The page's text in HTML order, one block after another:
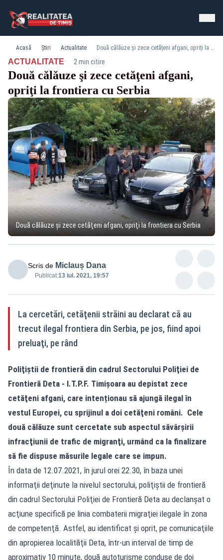
Acasă Știri Actualitate Două călăuze şi zece cetăţeni afgani, opriţi la frontiera cu Serbia
ACTUALITATE· 2 min citire
Două călăuze şi zece cetăţeni afgani,
opriţi la frontiera cu Serbia
Două călăuze şi zece cetăţeni afgani, opriţi la frontiera cu Serbia
Scris de Miclauș Dana
Publicat:13 iul. 2021, 19:57
La cercetări, cetăţenii străini au declarat că au
trecut ilegal frontiera din Serbia, pe jos, fiind apoi
preluaţi, pe rând
Poliţiştii de frontieră din cadrul Sectorului Poliţiei de
Frontieră Deta - I.T.P.F. Timişoara au depistat zece
cetăţeni afgani, care intenționau să ajungă ilegal în
vestul Europei, cu sprijinul a doi cetăţeni români. Cele
două călăuze sunt cercetate sub aspectul săvârşirii
infracţiunii de trafic de migranţi, urmând ca la finalizare
să fie dispuse măsurile legale care se impun.
În data de 12.07.2021, în jurul orei 22.30, în baza unei
informaţii deţinute la nivelul sectorului, poliţiştii de frontieră
din cadrul Sectorului Poliţiei de Frontieră Deta au declanşat o
acţiune specifică pe linia combaterii migraţiei ilegale în zona
de competenţă. Astfel, au identificat și oprit, pe comunicaţiile
din apropierea localităţii Deta, într-un interval de timp de
aproximativ 10 minute, două autoturisme conduse de doi